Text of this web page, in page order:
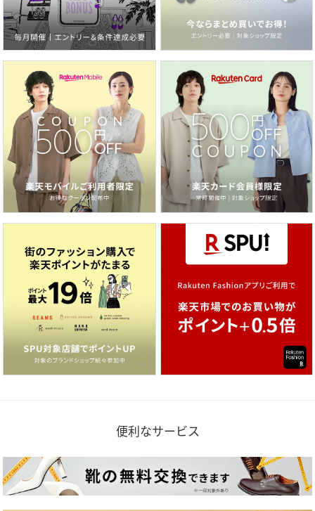
便利なサービス